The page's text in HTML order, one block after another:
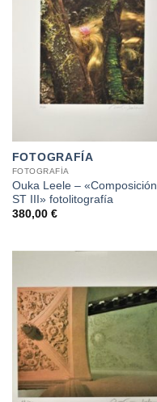
FOTOGRAFÍA
FOTOGRAFÍA
Ouka Leele – «Composición
ST III» fotolitografía
380,00 €